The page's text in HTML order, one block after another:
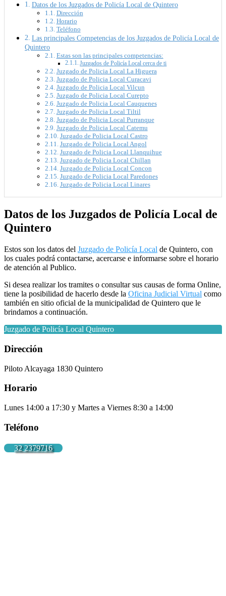
Datos de los Juzgados de Policía Local de Quintero
Dirección
Horario
Teléfono
Las principales Competencias de los Juzgados de Policía Local de
Quintero
Estas son las principales competencias:
Juzgados de Policía Local cerca de ti
Juzgado de Policia Local La Higuera
Juzgado de Policia Local Curacavi
Juzgado de Policia Local Vilcun
Juzgado de Policia Local Curepto
Juzgado de Policia Local Cauquenes
Juzgado de Policia Local Tiltil
Juzgado de Policia Local Purranque
Juzgado de Policia Local Catemu
Juzgado de Policia Local Castro
Juzgado de Policia Local Angol
Juzgado de Policia Local Llanquihue
Juzgado de Policia Local Chillan
Juzgado de Policia Local Concon
Juzgado de Policia Local Paredones
Juzgado de Policia Local Linares
Datos de los Juzgados de Policía Local de
Quintero
Estos son los datos del Juzgado de Policía Local de Quintero, con
los cuales podrá contactarse, acercarse e informarse sobre el horario
de atención al Publico.
Si desea realizar los tramites o consultar sus causas de forma Online,
tiene la posibilidad de hacerlo desde la Oficina Judicial Virtual como
también en sitio oficial de la municipalidad de Quintero que le
brindamos a continuación.
Juzgado de Policía Local Quintero
Dirección
Piloto Alcayaga 1830 Quintero
Horario
Lunes 14:00 a 17:30 y Martes a Viernes 8:30 a 14:00
Teléfono
32 2379716